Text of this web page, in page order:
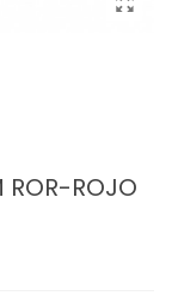
ROR-ROJO